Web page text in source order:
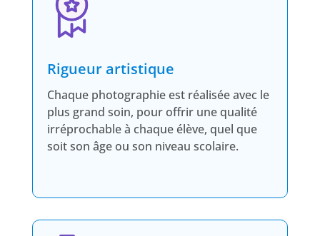
Rigueur artistique
Chaque photographie est réalisée avec le
plus grand soin, pour offrir une qualité
irréprochable à chaque élève, quel que
soit son âge ou son niveau scolaire.